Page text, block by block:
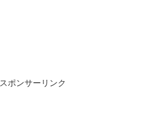
スポンサーリンク